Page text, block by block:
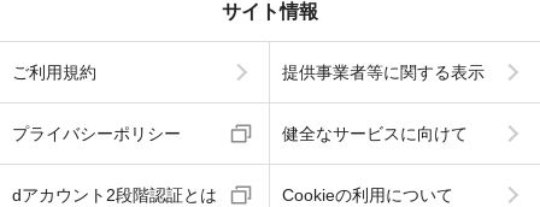
サイト情報
ご利用規約 提供事業者等に関する表示
プライバシーポリシー 健全なサービスに向けて
dアカウント2段階認証とは Cookieの利用について